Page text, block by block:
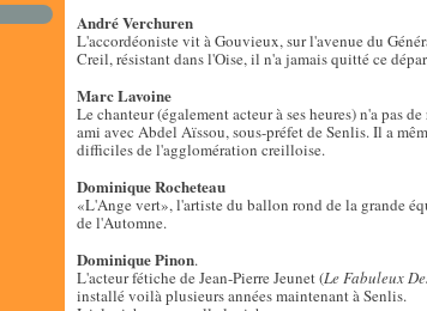
André Verchuren
L'accordéoniste vit à Gouvieux, sur l'avenue du
Creil, résistant dans l'Oise, il n'a jamais quitté ce
Marc Lavoine
Le chanteur (également acteur à ses heures) n'a pas
ami avec Abdel Aïssou, sous-préfet de Senlis. Il a
difficiles de l'agglomération creilloise.
Dominique Rocheteau
«L'Ange vert», l'artiste du ballon rond de la grande
de l'Automne.
Dominique Pinon.
L'acteur fétiche de Jean-Pierre Jeunet (Le Fabuleux
installé voilà plusieurs années maintenant à Senlis.